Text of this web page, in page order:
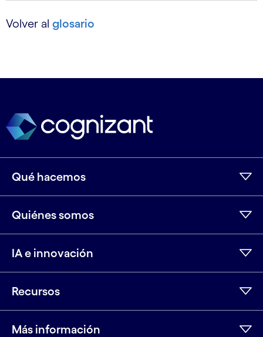
Volver al glosario
Qué hacemos
Quiénes somos
IA e innovación
Recursos
Más información